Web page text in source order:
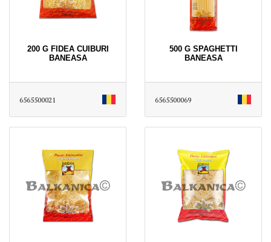
200 G FIDEA CUIBURI
BANEASA
6565500021
500 G SPAGHETTI
BANEASA
6565500069